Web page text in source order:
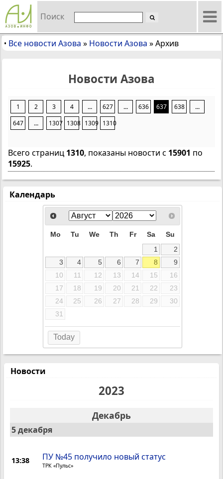
Поиск
• Все новости Азова » Новости Азова »Архив
Новости Азова
1 2 3 4 ... 627 ... 636 637 638
...
647
... 1307 1308 1309 1310
Всего страниц 1310, показаны новости с 15901 по
15925.
Новости
2023
Декабрь
5 декабря
13:38 ПУ №45 получило новый статус
ТРК «Пульс»
Календарь
Mo Tu We Th Fr Sa
Su
1
2
3
4 5 6 7 8
9
10
11 12 13 14 15
16
17
18 19 20 21 22
23
24
25 26 27 28 29
30
31
Today